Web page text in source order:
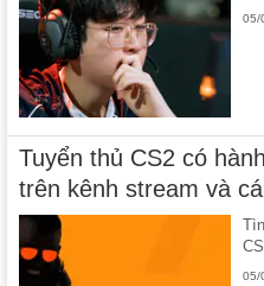
05/
Tuyển thủ CS2 có
trên kênh stream và
05/